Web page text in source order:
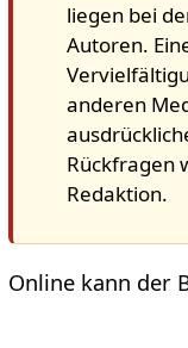
liegen bei
Autoren.
anderen
Rückfragen
Redaktion.
Online kann der